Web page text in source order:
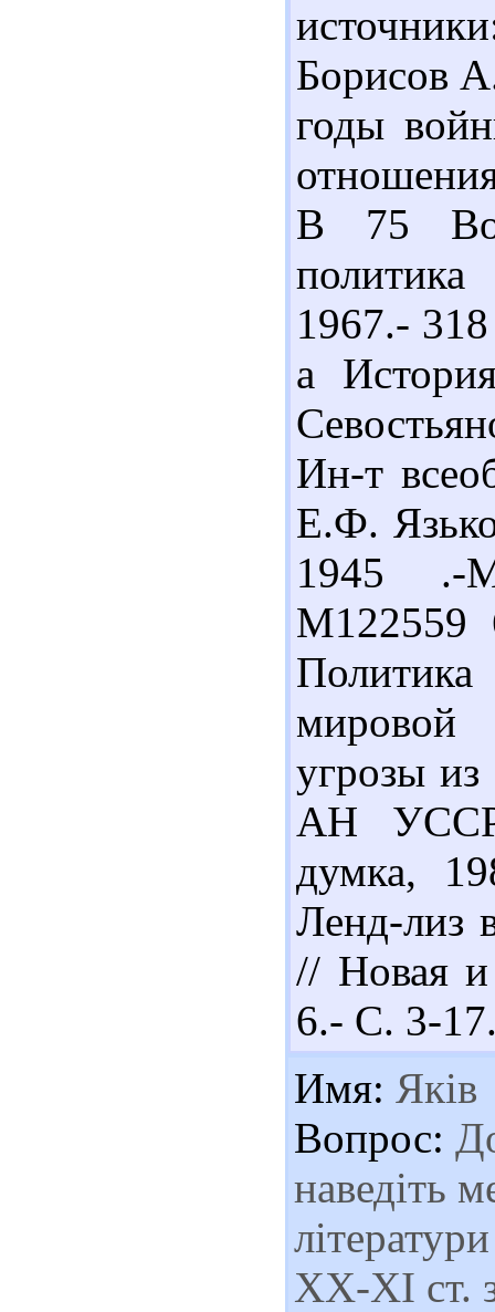
Борисов
годы
В 75
1967.-
а
Ин-т
Е.Ф.
1945 .-
М122559
мировой
угрозы
АН
думка,
Ленд-лиз
// Новая
6.- С. 3-
Имя: Яків
Вопрос:
наведіть
ХХ-ХІ ст.